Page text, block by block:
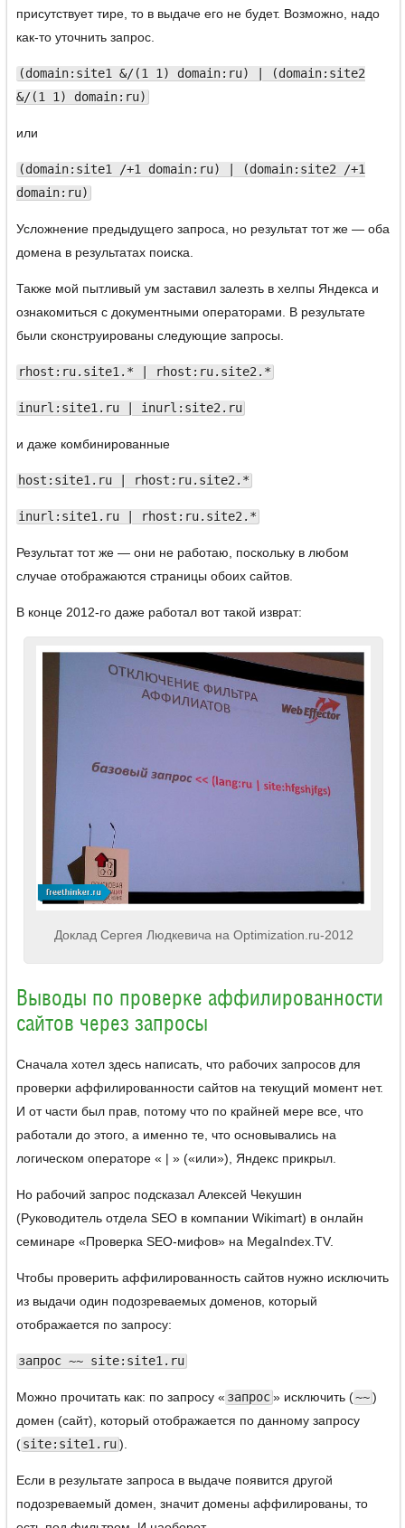
присутствует тире, то в выдаче его не будет. Возможно, надо
как-то уточнить запрос.
(domain:site1 &/(1 1) domain:ru) | (domain:site2
&/(1 1) domain:ru)
или
(domain:site1 /+1 domain:ru) | (domain:site2 /+1
domain:ru)
Усложнение предыдущего запроса, но результат тот же — оба
домена в результатах поиска.
Также мой пытливый ум заставил залезть в хелпы Яндекса и
ознакомиться с документными операторами. В результате
были сконструированы следующие запросы.
rhost:ru.site1.* | rhost:ru.site2.*
inurl:site1.ru | inurl:site2.ru
и даже комбинированные
host:site1.ru | rhost:ru.site2.*
inurl:site1.ru | rhost:ru.site2.*
Результат тот же — они не работаю, поскольку в любом
случае отображаются страницы обоих сайтов.
В конце 2012-го даже работал вот такой изврат:
Доклад Сергея Людкевича на Optimization.ru-2012
Выводы по проверке аффилированности
сайтов через запросы
Сначала хотел здесь написать, что рабочих запросов для
проверки аффилированности сайтов на текущий момент нет.
И от части был прав, потому что по крайней мере все, что
работали до этого, а именно те, что основывались на
логическом операторе « | » («или»), Яндекс прикрыл.
Но рабочий запрос подсказал Алексей Чекушин
(Руководитель отдела SEO в компании Wikimart) в онлайн
семинаре «Проверка SEO-мифов» на MegaIndex.TV.
Чтобы проверить аффилированность сайтов нужно исключить
из выдачи один подозреваемых доменов, который
отображается по запросу:
запрос ~~ site:site1.ru
Можно прочитать как: по запросу « запрос» исключить (~~)
домен (сайт), который отображается по данному запросу
(site:site1.ru).
Если в результате запроса в выдаче появится другой
подозреваемый домен, значит домены аффилированы, то